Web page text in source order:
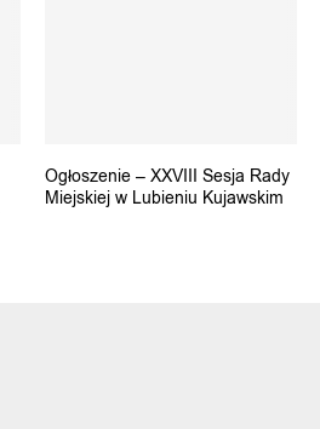
Ogłoszenie – XXVIII Sesja Rady
Miejskiej w Lubieniu Kujawskim